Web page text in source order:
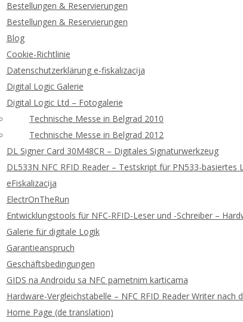
Bestellungen & Reservierungen
Bestellungen & Reservierungen
Blog
Cookie-Richtlinie
Datenschutzerklärung e-fiskalizacija
Digital Logic Galerie
Digital Logic Ltd – Fotogalerie
Technische Messe in Belgrad 2010
Technische Messe in Belgrad 2012
DL Signer Card 30M48CR – Digitales Signaturwerkzeug
DL533N NFC RFID Reader – Testskript für PN533-basiertes
eFiskalizacija
ElectrOnTheRun
Entwicklungstools für NFC-RFID-Leser und -Schreiber –
Galerie für digitale Logik
Garantieanspruch
Geschäftsbedingungen
GIDS na Androidu sa NFC pametnim karticama
Hardware-Vergleichstabelle – NFC RFID Reader Writer nach
Home Page (de translation)